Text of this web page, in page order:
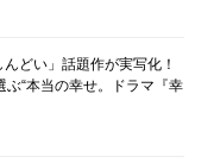
どい」話題作が実写化！
“本当の幸せ。ドラマ『幸